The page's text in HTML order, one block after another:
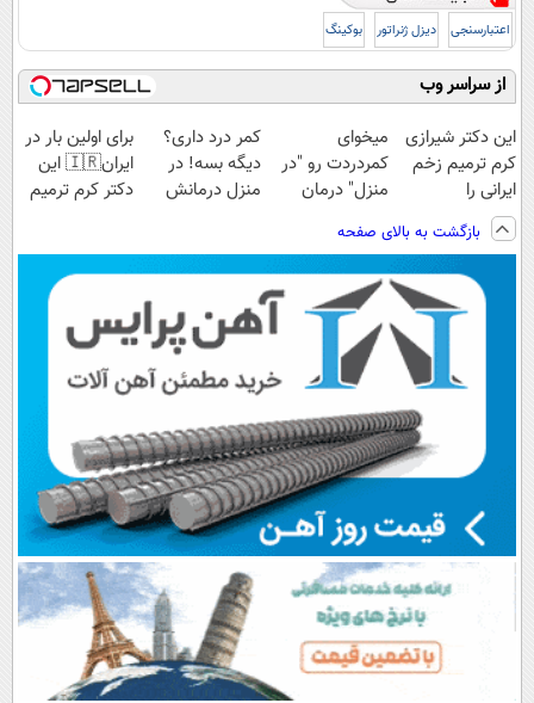
اعتبارسنجی دیزل ژنراتور بوکینگ
از سراسر وب
این دکتر شیرازی
کرم ترمیم زخم
ایرانی را
ساخت!!!
میخوای
کمردردت رو "در
منزل" درمان
◂پرسش‌نامه)
کمر درد داری؟
دیگه بسه! در
منزل درمانش
برای اولین بار در
ایران🇮🇷 این
دکتر کرم ترمیم
بازگشت به بالای صفحه